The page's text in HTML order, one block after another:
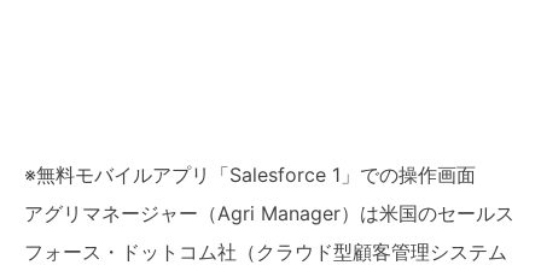
※無料モバイルアプリ「Salesforce 1」での操作画面
アグリマネージャー（Agri Manager）は米国のセールス
フォース・ドットコム社（クラウド型顧客管理システム